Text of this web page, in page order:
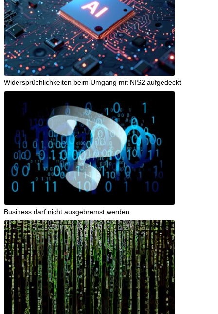
Widersprüchlichkeiten beim Umgang mit NIS2 aufgedeckt
Business darf nicht ausgebremst werden